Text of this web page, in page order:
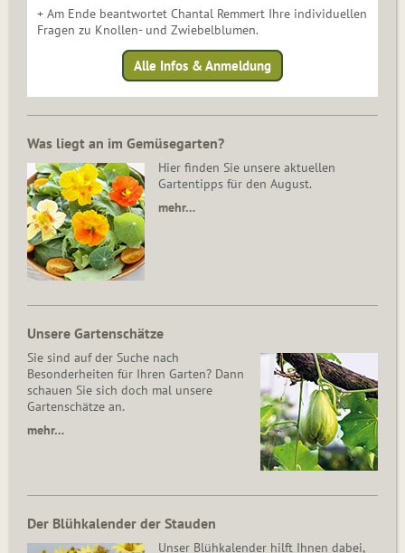
+ Am Ende beantwortet Chantal Remmert Ihre individuellen
Fragen zu Knollen- und Zwiebelblumen.
Alle Infos & Anmeldung
Was liegt an im Gemüsegarten?
Hier finden Sie unsere aktuellen
Gartentipps für den August.
mehr…
Unsere Gartenschätze
Sie sind auf der Suche nach
Besonderheiten für Ihren Garten? Dann
schauen Sie sich doch mal unsere
Gartenschätze an.
mehr…
Der Blühkalender der Stauden
Unser Blühkalender hilft Ihnen dabei,